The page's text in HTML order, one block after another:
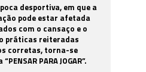
desportiva, em que a
pode estar afetada
com o cansaço e o
práticas reiteradas
corretas, torna-se
PARA JOGAR”.